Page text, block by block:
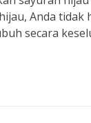
Anda tidak
secara